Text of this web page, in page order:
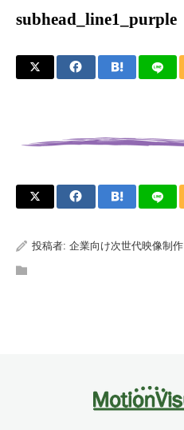
subhead_line1_purple
投稿者: 企業向け次世代映像制作